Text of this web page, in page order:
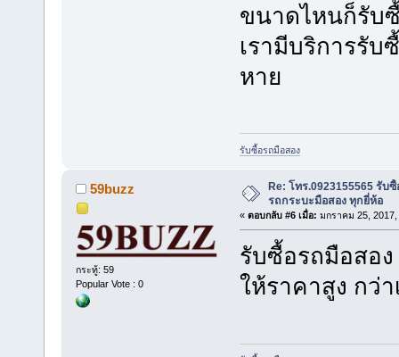
ขนาดไหนก็รับ
เรามีบริการรับ
หาย
รับซื้อรถมือสอง
59buzz
กระทู้: 59
Popular Vote : 0
Re: โทร.0923155565 รับ
รถกระบะมือสอง ทุกยี่ห้อ
« ตอบกลับ #6 เมื่อ: มกราคม 25, 2017,
รับซื้อรถมือสอ
ให้ราคาสูง กว่